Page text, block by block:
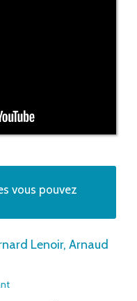
vous pouvez
Lenoir, Arnaud